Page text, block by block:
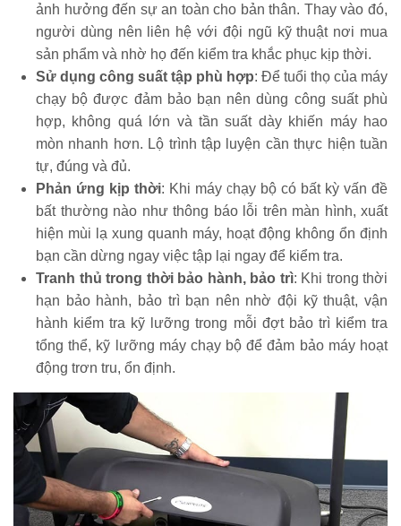
ảnh hưởng đến sự an toàn cho bản thân. Thay vào đó,
người dùng nên liên hệ với đội ngũ kỹ thuật nơi mua
sản phẩm và nhờ họ đến kiểm tra khắc phục kịp thời.
Sử dụng công suất tập phù hợp: Để tuổi thọ của máy
chạy bộ được đảm bảo bạn nên dùng công suất phù
hợp, không quá lớn và tần suất dày khiến máy hao
mòn nhanh hơn. Lộ trình tập luyện cần thực hiện tuần
tự, đúng và đủ.
Phản ứng kịp thời: Khi máy chạy bộ có bất kỳ vấn đề
bất thường nào như thông báo lỗi trên màn hình, xuất
hiện mùi lạ xung quanh máy, hoạt động không ổn định
bạn cần dừng ngay việc tập lại ngay để kiểm tra.
Tranh thủ trong thời bảo hành, bảo trì: Khi trong thời
hạn bảo hành, bảo trì bạn nên nhờ đội kỹ thuật, vận
hành kiểm tra kỹ lưỡng trong mỗi đợt bảo trì kiểm tra
tổng thể, kỹ lưỡng máy chạy bộ để đảm bảo máy hoạt
động trơn tru, ổn định.